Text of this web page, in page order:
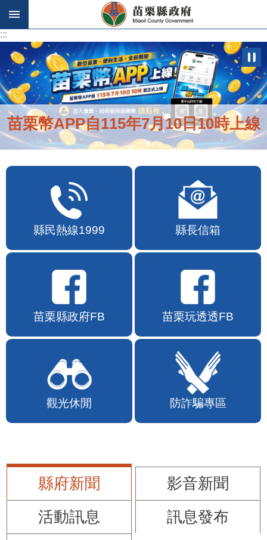
跳到主要內容區塊
:::
苗栗幣APP自115年7月10日10時上線
縣民熱線1999 縣長信箱
苗栗縣政府FB 苗栗玩透透FB
觀光休閒 防詐騙專區
縣府新聞
影音新聞
活動訊息
訊息發布